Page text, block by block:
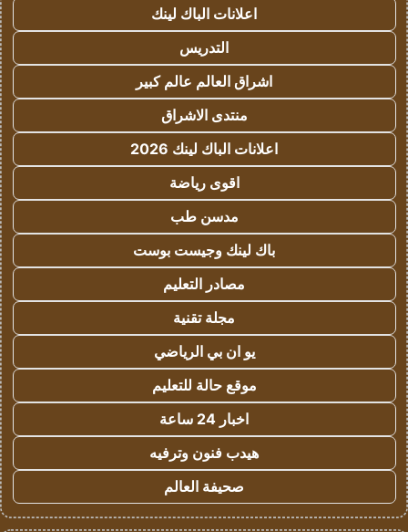
اعلانات الباك لينك
التدريس
اشراق العالم عالم كبير
منتدى الاشراق
اعلانات الباك لينك 2026
اقوى رياضة
مدسن طب
باك لينك وجيست بوست
مصادر التعليم
مجلة تقنية
يو ان بي الرياضي
موقع حالة للتعليم
اخبار 24 ساعة
هيدب فنون وترفيه
صحيفة العالم